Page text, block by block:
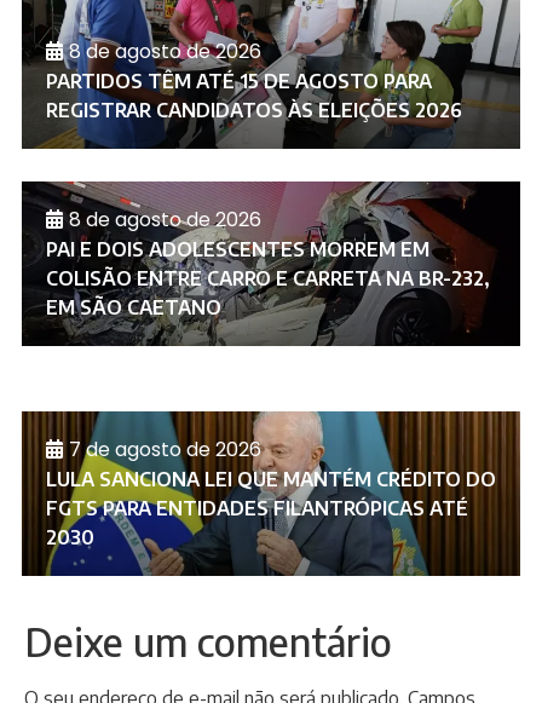
8 de agosto de 2026
PARTIDOS TÊM ATÉ 15 DE AGOSTO PARA
REGISTRAR CANDIDATOS ÀS ELEIÇÕES 2026
8 de agosto de 2026
PAI E DOIS ADOLESCENTES MORREM EM
COLISÃO ENTRE CARRO E CARRETA NA BR-232,
EM SÃO CAETANO
7 de agosto de 2026
LULA SANCIONA LEI QUE MANTÉM CRÉDITO DO
FGTS PARA ENTIDADES FILANTRÓPICAS ATÉ
2030
Deixe um comentário